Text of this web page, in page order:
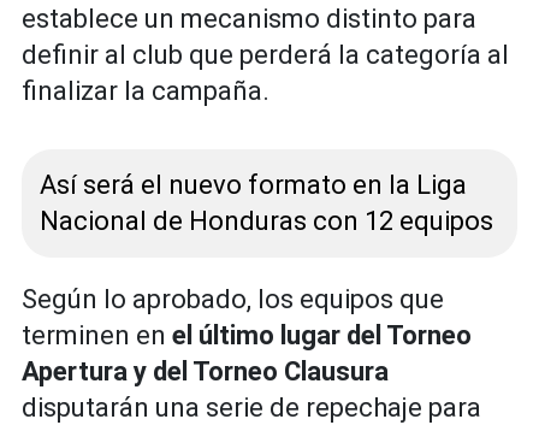
establece un mecanismo distinto para
definir al club que perderá la categoría al
finalizar la campaña.
Así será el nuevo formato en la Liga
Nacional de Honduras con 12 equipos
Según lo aprobado, los equipos que
terminen en el último lugar del Torneo
Apertura y del Torneo Clausura
disputarán una serie de repechaje para